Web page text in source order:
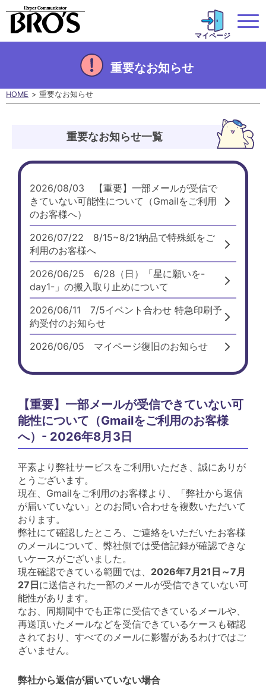
マイページ
重要なお知らせ
HOME 重要なお知らせ
重要なお知らせ一覧
2026/08/03
【重要】一部メールが受信で
きていない可能性について（Gmailをご利用
のお客様へ）
2026/07/22
8/15~8/21納品で特殊紙をご
利用のお客様へ
2026/06/25
6/28（日）「星に願いを-
day1-」の搬入取り止めについて
2026/06/11
7/5イベント合わせ 特急印刷予
約受付のお知らせ
2026/06/05
マイページ復旧のお知らせ
【重要】一部メールが受信できていない可
能性について（Gmailをご利用のお客様
へ）- 2026年8月3日
平素より弊社サービスをご利用いただき、誠にありが
とうございます。
現在、Gmailをご利用のお客様より、「弊社から返信
が届いていない」とのお問い合わせを複数いただいて
おります。
弊社にて確認したところ、ご連絡をいただいたお客様
のメールについて、弊社側では受信記録が確認できな
いケースがございました。
現在確認できている範囲では、 2026年7月21日～7月
27日に送信された一部のメールが受信できていない可
能性があります。
なお、同期間中でも正常に受信できているメールや、
再送頂いたメールなどを受信できているケースも確認
されており、すべてのメールに影響があるわけではご
ざいません。
弊社から返信が届いていない場合